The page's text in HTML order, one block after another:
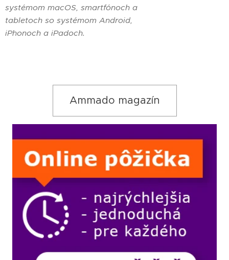
systémom macOS, smartfónoch a
tabletoch so systémom Android,
iPhonoch a iPadoch.
Ammado magazín